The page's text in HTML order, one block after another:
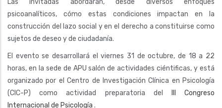
psicoanalíticos, cómo estas condiciones impactan en la
construcción del lazo social y en el derecho a constituirse como
sujetos de deseo y de ciudadanía.
El evento se desarrollará el viernes 31 de octubre, de 18 a 22
horas, en la sede de APU salón de actividades ciéntificas, y está
organizado por el Centro de Investigación Clínica en Psicología
(CIC-P) como actividad preparatoria del
III Congreso
Internacional de Psicología .